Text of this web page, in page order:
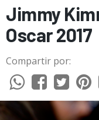
CULTURA POP
CIENCIA Y
VIDA
SOCIEDAD
CULTURIZANDO.COM
Jimmy
Oscar 2017
Compartir por: